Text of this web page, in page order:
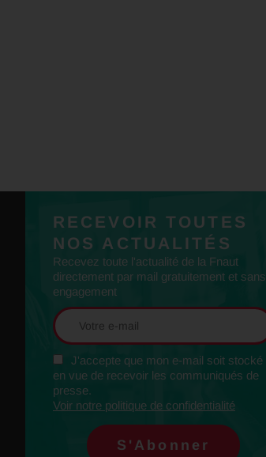
RECEVOIR TOUTES
NOS ACTUALITÉS
Recevez toute l'actualité de la Fnaut
directement par mail gratuitement et sans
engagement
J'accepte que mon e-mail soit stocké
en vue de recevoir les communiqués de
presse.
Voir notre politique de confidentialité